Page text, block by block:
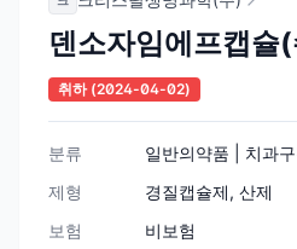
덴소자임에프캡슐
취하(2024-04-02)
분류
일반의약품 | 치과
제형
경질캡슐제, 산제
보험
비보험